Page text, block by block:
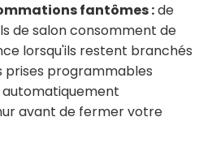
fantômes :de
de salon consomment de
lorsqu'ils restent branchés
prises programmables
avant de fermer votre